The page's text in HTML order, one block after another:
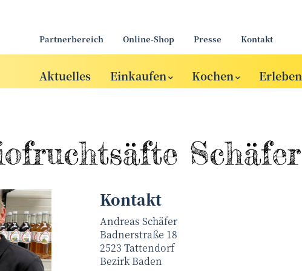
Partnerbereich Online-Shop Presse Kontakt
Aktuelles Einkaufen Kochen Erleben
Schäfer
Kontakt
Andreas Schäfer
Badnerstraße 18
2523 Tattendorf
BezirkBaden